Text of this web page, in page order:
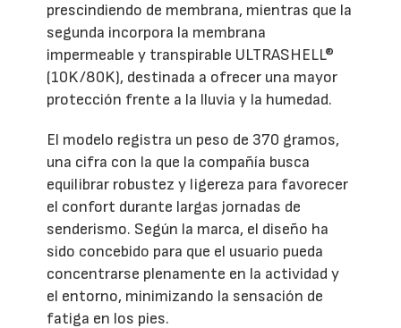
prescindiendo de membrana, mientras que la
segunda incorpora la membrana
impermeable y transpirable ULTRASHELL®
(10K/80K), destinada a ofrecer una mayor
protección frente a la lluvia y la humedad.
El modelo registra un peso de 370 gramos,
una cifra con la que la compañía busca
equilibrar robustez y ligereza para favorecer
el confort durante largas jornadas de
senderismo. Según la marca, el diseño ha
sido concebido para que el usuario pueda
concentrarse plenamente en la actividad y
el entorno, minimizando la sensación de
fatiga en los pies.